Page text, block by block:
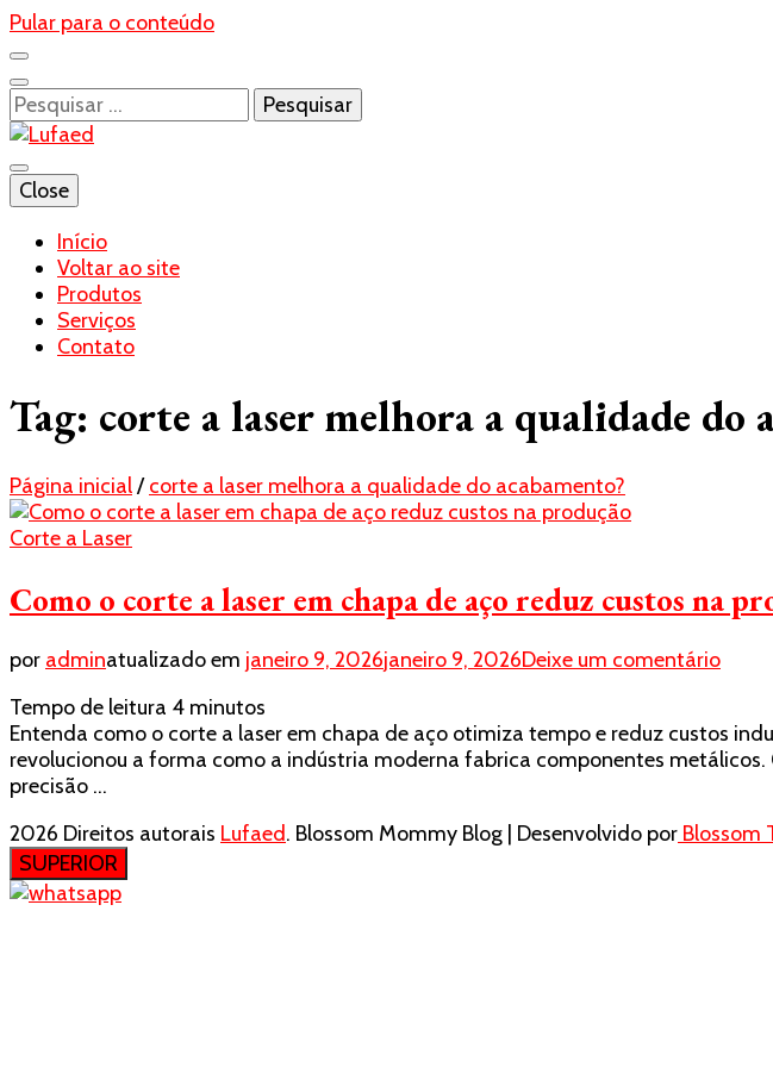
Pular para o conteúdo
Pesquisar
por:
Lufaed
Blog- Lufaed
Close
Início
Voltar ao site
Produtos
Serviços
Contato
Tag: corte a laser melhora a qualidade do
Página inicial/ corte a laser melhora a qualidade do acabamento?
Corte a Laser
Como o corte a laser em chapa de aço reduz custos na
por adminatualizado em janeiro 9, 2026janeiro 9, 2026Deixe um comentárioem
corte
a
Tempo de leitura 4 minutos
Entenda como o corte a laser em chapa de aço otimiza tempo e reduz custos
revolucionou a forma como a indústria moderna fabrica componentes
precisão …
2026 Direitos autorais Lufaed. Blossom Mommy Blog | Desenvolvido por Blossom
SUPERIOR